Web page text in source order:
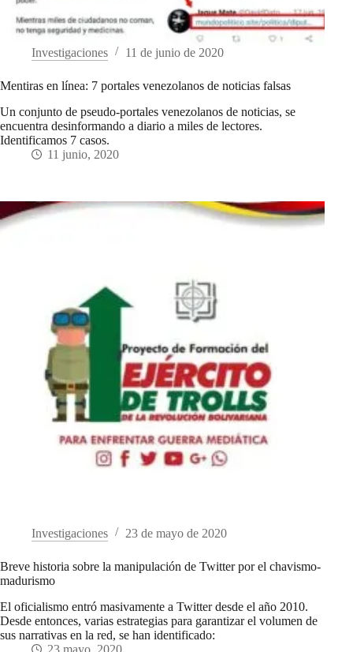
Investigaciones 11 de junio de 2020
Mentiras en línea: 7 portales venezolanos de noticias falsas
Un conjunto de pseudo-portales venezolanos de noticias, se
encuentra desinformando a diario a miles de lectores.
Identificamos 7 casos.
11 junio, 2020
Investigaciones 23 de mayo de 2020
Breve historia sobre la manipulación de Twitter por el chavismo-
madurismo
El oficialismo entró masivamente a Twitter desde el año 2010.
Desde entonces, varias estrategias para garantizar el volumen de
sus narrativas en la red, se han identificado:
23 mayo, 2020